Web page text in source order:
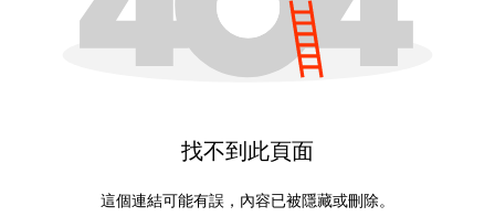
找不到此頁面
這個連結可能有誤，內容已被隱藏或刪除。